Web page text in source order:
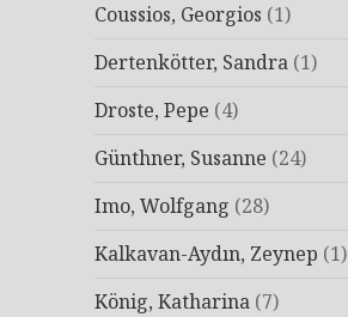
Coussios, Georgios (1)
Dertenkötter, Sandra (1)
Droste, Pepe (4)
Günthner, Susanne (24)
Imo, Wolfgang (28)
Kalkavan-Aydın, Zeynep (1)
König, Katharina (7)